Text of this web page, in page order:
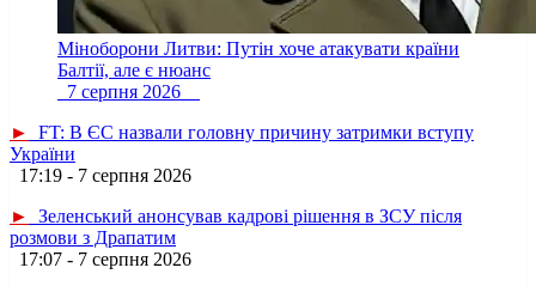
Міноборони Литви: Путін хоче атакувати країни
Балтії, але є нюанс
7 серпня 2026
►
FT: В ЄС назвали головну причину затримки вступу
України
17:19 - 7 серпня 2026
►
Зеленський анонсував кадрові рішення в ЗСУ після
розмови з Драпатим
17:07 - 7 серпня 2026